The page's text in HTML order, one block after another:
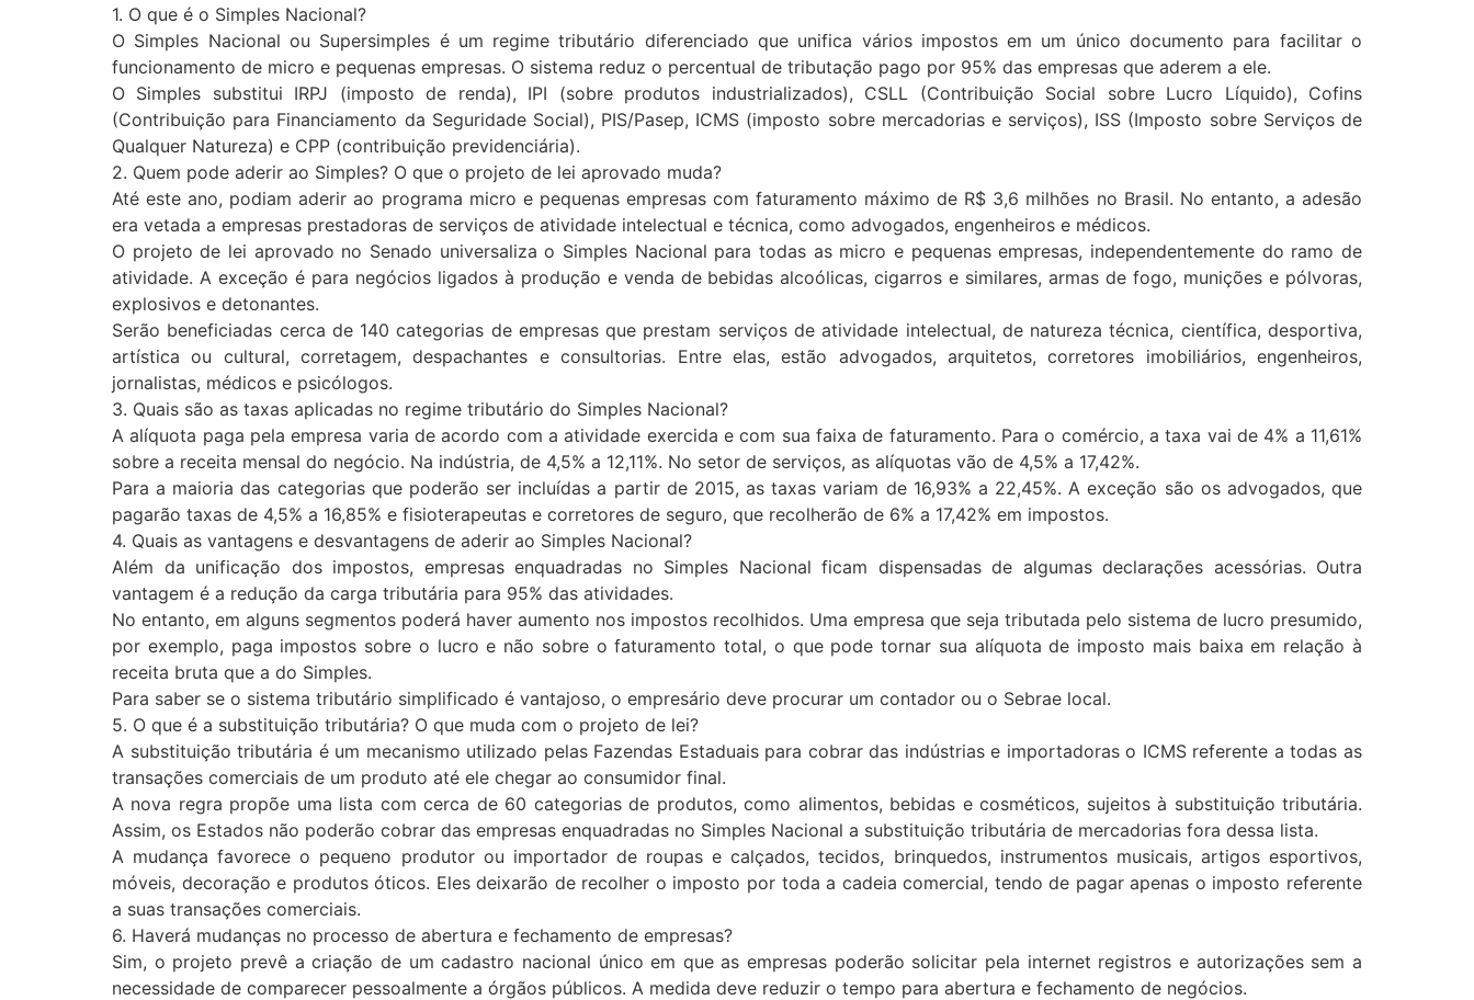
1. O que é o Simples Nacional?
O Simples Nacional ou Supersimples é um regime tributário diferenciado que unifica vários impostos em um único documento para facilitar o
funcionamento de micro e pequenas empresas. O sistema reduz o percentual de tributação pago por 95% das empresas que aderem a ele.
O Simples substitui IRPJ (imposto de renda), IPI (sobre produtos industrializados), CSLL (Contribuição Social sobre Lucro Líquido), Cofins
(Contribuição para Financiamento da Seguridade Social), PIS/Pasep, ICMS (imposto sobre mercadorias e serviços), ISS (Imposto sobre Serviços de
Qualquer Natureza) e CPP (contribuição previdenciária).
2. Quem pode aderir ao Simples? O que o projeto de lei aprovado muda?
Até este ano, podiam aderir ao programa micro e pequenas empresas com faturamento máximo de R$ 3,6 milhões no Brasil. No entanto, a adesão
era vetada a empresas prestadoras de serviços de atividade intelectual e técnica, como advogados, engenheiros e médicos.
O projeto de lei aprovado no Senado universaliza o Simples Nacional para todas as micro e pequenas empresas, independentemente do ramo de
atividade. A exceção é para negócios ligados à produção e venda de bebidas alcoólicas, cigarros e similares, armas de fogo, munições e pólvoras,
explosivos e detonantes.
Serão beneficiadas cerca de 140 categorias de empresas que prestam serviços de atividade intelectual, de natureza técnica, científica, desportiva,
artística ou cultural, corretagem, despachantes e consultorias. Entre elas, estão advogados, arquitetos, corretores imobiliários, engenheiros,
jornalistas, médicos e psicólogos.
3. Quais são as taxas aplicadas no regime tributário do Simples Nacional?
A alíquota paga pela empresa varia de acordo com a atividade exercida e com sua faixa de faturamento. Para o comércio, a taxa vai de 4% a 11,61%
sobre a receita mensal do negócio. Na indústria, de 4,5% a 12,11%. No setor de serviços, as alíquotas vão de 4,5% a 17,42%.
Para a maioria das categorias que poderão ser incluídas a partir de 2015, as taxas variam de 16,93% a 22,45%. A exceção são os advogados, que
pagarão taxas de 4,5% a 16,85% e fisioterapeutas e corretores de seguro, que recolherão de 6% a 17,42% em impostos.
4. Quais as vantagens e desvantagens de aderir ao Simples Nacional?
Além da unificação dos impostos, empresas enquadradas no Simples Nacional ficam dispensadas de algumas declarações acessórias. Outra
vantagem é a redução da carga tributária para 95% das atividades.
No entanto, em alguns segmentos poderá haver aumento nos impostos recolhidos. Uma empresa que seja tributada pelo sistema de lucro presumido,
por exemplo, paga impostos sobre o lucro e não sobre o faturamento total, o que pode tornar sua alíquota de imposto mais baixa em relação à
receita bruta que a do Simples.
Para saber se o sistema tributário simplificado é vantajoso, o empresário deve procurar um contador ou o Sebrae local.
5. O que é a substituição tributária? O que muda com o projeto de lei?
A substituição tributária é um mecanismo utilizado pelas Fazendas Estaduais para cobrar das indústrias e importadoras o ICMS referente a todas as
transações comerciais de um produto até ele chegar ao consumidor final.
A nova regra propõe uma lista com cerca de 60 categorias de produtos, como alimentos, bebidas e cosméticos, sujeitos à substituição tributária.
Assim, os Estados não poderão cobrar das empresas enquadradas no Simples Nacional a substituição tributária de mercadorias fora dessa lista.
A mudança favorece o pequeno produtor ou importador de roupas e calçados, tecidos, brinquedos, instrumentos musicais, artigos esportivos,
móveis, decoração e produtos óticos. Eles deixarão de recolher o imposto por toda a cadeia comercial, tendo de pagar apenas o imposto referente
a suas transações comerciais.
6. Haverá mudanças no processo de abertura e fechamento de empresas?
Sim, o projeto prevê a criação de um cadastro nacional único em que as empresas poderão solicitar pela internet registros e autorizações sem a
necessidade de comparecer pessoalmente a órgãos públicos. A medida deve reduzir o tempo para abertura e fechamento de negócios.